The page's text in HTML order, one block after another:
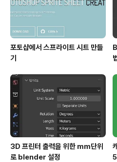
한 여자-유부녀를 이야기..
포토샵에서 스프라이트 시트 만들
기
3D 프린터 출력을 위한 mm단위
로 blender 설정
5